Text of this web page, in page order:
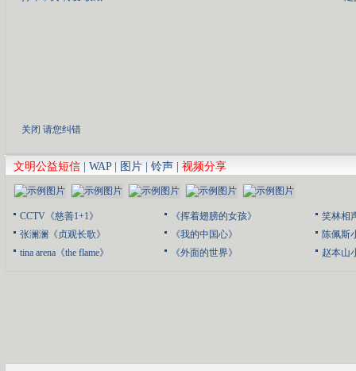
关闭 请您纠错
文明公益短信 | WAP| 图片 | 铃声 | 视频分享
CCTV《慈善1+1》
张澜澜《贞观长歌》
tina arena《the flame》
《挥着翅膀的女孩》
《我的中国心》
《外面的世界》
笑林相
陈佩斯
赵本山